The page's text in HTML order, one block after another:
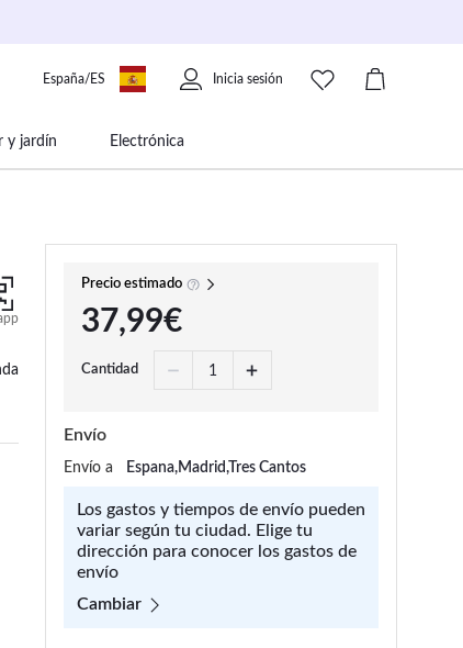
España/ES Inicia sesión
y jardín Electrónica
Precio estimado
37,99€
Cantidad
Envío
Envío a Espana,Madrid,Tres Cantos
Los gastos y tiempos de envío pueden
variar según tu ciudad. Elige tu
dirección para conocer los gastos de
envío
Cambiar